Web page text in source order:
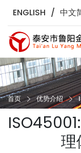
ENGLISH / 中文
首页 优势介绍
理